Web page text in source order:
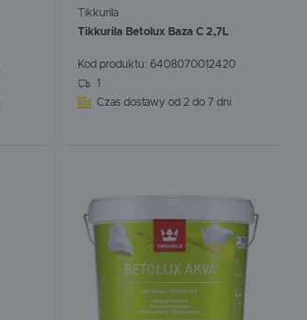
Tikkurila
Tikkurila Betolux Baza C 2,7L
Kod produktu:6408070012420
1
Czas dostawy od 2 do 7 dni